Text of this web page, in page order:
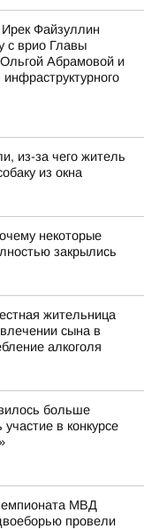
Файзуллин
с врио Главы
Абрамовой и
из-за чего житель
из окна
некоторые
закрылись
жительница
сына в
алкоголя
больше
в конкурсе
МВД
провели